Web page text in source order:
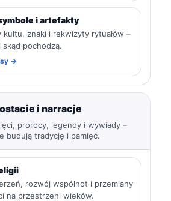
i artefakty
kultu, znaki i rekwizyty rytuałów –
skąd pochodzą.
→
i narracje
prorocy, legendy i wywiady –
budują tradycję i pamięć.
rozwój wspólnot i przemiany
na przestrzeni wieków.